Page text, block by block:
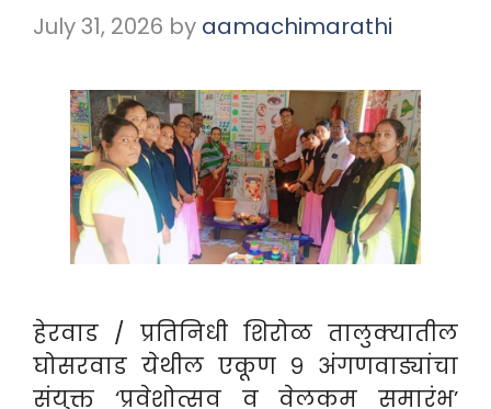
July 31, 2026 by aamachimarathi
​हेरवाड / प्रतिनिधी शिरोळ तालुक्यातील
घोसरवाड येथील एकूण ९ अंगणवाड्यांचा
संयुक्त ‘प्रवेशोत्सव व वेलकम समारंभ’